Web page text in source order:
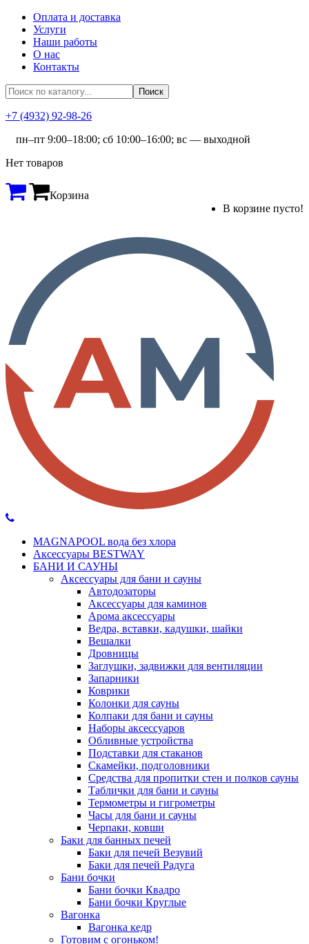
Оплата и доставка
Услуги
Наши работы
О нас
Контакты
+7 (4932) 92-98-26
пн–пт 9:00–18:00; сб 10:00–16:00; вс — выходной
Нет товаров
Корзина
В корзине пусто!
MAGNAPOOL вода без хлора
Аксессуары BESTWAY
БАНИ И САУНЫ
Аксессуары для бани и сауны
Автодозаторы
Аксессуары для каминов
Арома аксессуары
Ведра, вставки, кадушки, шайки
Вешалки
Дровницы
Заглушки, задвижки для вентиляции
Запарники
Коврики
Колонки для сауны
Колпаки для бани и сауны
Наборы аксессуаров
Обливные устройства
Подставки для стаканов
Скамейки, подголовники
Средства для пропитки стен и полков сауны
Таблички для бани и сауны
Термометры и гигрометры
Часы для бани и сауны
Черпаки, ковши
Баки для банных печей
Баки для печей Везувий
Баки для печей Радуга
Бани бочки
Бани бочки Квадро
Бани бочки Круглые
Вагонка
Вагонка кедр
Готовим с огоньком!